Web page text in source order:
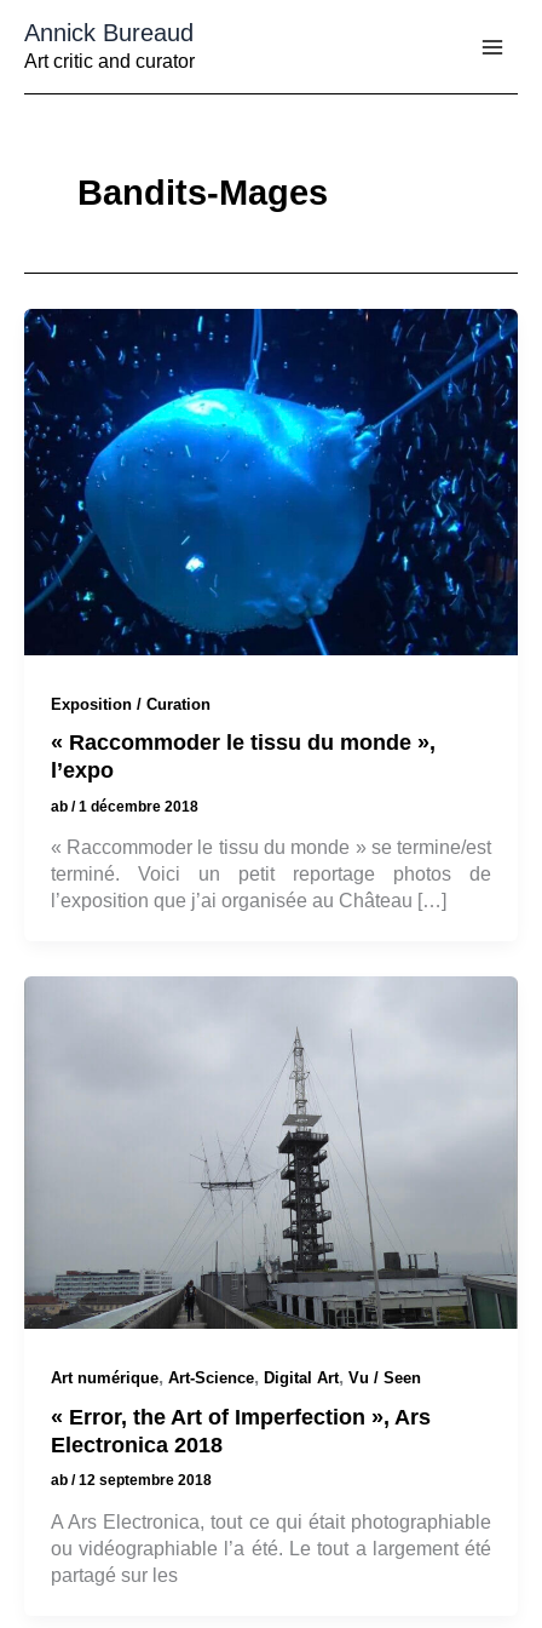
contenu
Annick Bureaud
Art critic and curator
Bandits-Mages
Exposition / Curation
« Raccommoder le tissu du monde »,
l’expo
ab /1 décembre 2018
« Raccommoder le tissu du monde » se termine/est
terminé. Voici un petit reportage photos de
l’exposition que j’ai organisée au Château […]
Art numérique, Art-Science, Digital Art, Vu / Seen
« Error, the Art of Imperfection », Ars
Electronica 2018
ab /12 septembre 2018
A Ars Electronica, tout ce qui était photographiable
ou vidéographiable l’a été. Le tout a largement été
partagé sur les